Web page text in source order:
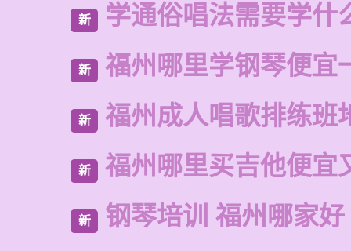
新 学通俗唱法需要学什
新 福州哪里学钢琴便宜
新 福州成人唱歌排练班
新 福州哪里买吉他便宜
新 钢琴培训 福州哪家好